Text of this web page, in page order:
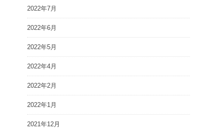
2022年7月
2022年6月
2022年5月
2022年4月
2022年2月
2022年1月
2021年12月